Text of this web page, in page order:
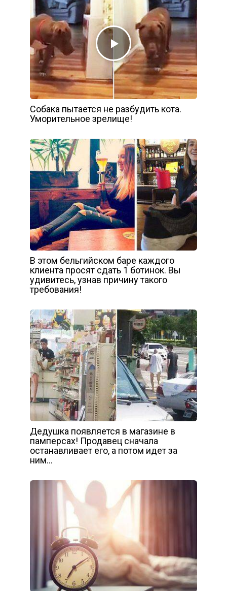
Собака пытается не разбудить кота.
Уморительное зрелище!
В этом бельгийском баре каждого
клиента просят сдать 1 ботинок. Вы
удивитесь, узнав причину такого
требования!
Дедушка появляется в магазине в
памперсах! Продавец сначала
останавливает его, а потом идет за
ним…